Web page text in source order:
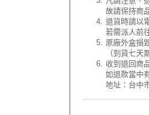
故請保持商
4. 退貨時請以
若需派人前
5. 原廠外盒損
（到貨七天
6. 收到退回商
如退款當中
地址：台中